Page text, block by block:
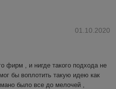
01.10.2020
фирм , и нигде такого подхода не
бы воплотить такую идею как
было все до мелочей ,